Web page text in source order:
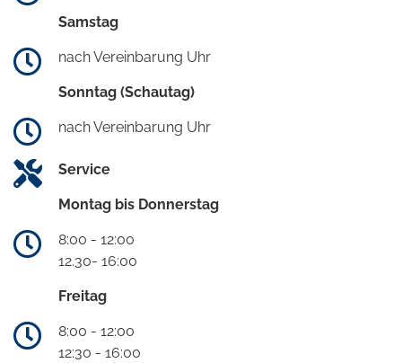
Samstag
nach Vereinbarung Uhr
Sonntag (Schautag)
nach Vereinbarung Uhr
Service
Montag bis Donnerstag
8:00 - 12:00
12.30- 16:00
Freitag
8:00 - 12:00
12:30 - 16:00